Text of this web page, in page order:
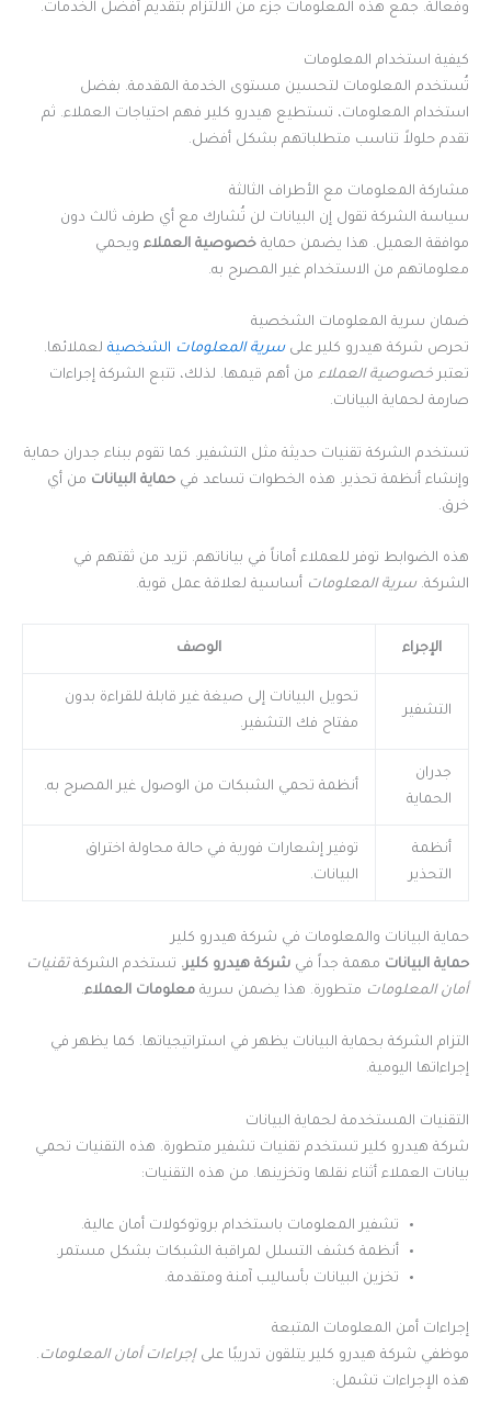
وفعالة. جمع هذه المعلومات جزء من الالتزام بتقديم أفضل الخدمات.
كيفية استخدام المعلومات
تُستخدم المعلومات لتحسين مستوى الخدمة المقدمة. بفضل
استخدام المعلومات، تستطيع هيدرو كلير فهم احتياجات العملاء. ثم
تقدم حلولاً تناسب متطلباتهم بشكل أفضل.
مشاركة المعلومات مع الأطراف الثالثة
سياسة الشركة تقول إن البيانات لن تُشارك مع أي طرف ثالث دون
موافقة العميل. هذا يضمن حماية خصوصية العملاء ويحمي
معلوماتهم من الاستخدام غير المصرح به.
ضمان سرية المعلومات الشخصية
تحرص شركة هيدرو كلير على سرية المعلومات الشخصية لعملائها.
تعتبر خصوصية العملاء من أهم قيمها. لذلك، تتبع الشركة إجراءات
صارمة لحماية البيانات.
تستخدم الشركة تقنيات حديثة مثل التشفير. كما تقوم ببناء جدران حماية
وإنشاء أنظمة تحذير. هذه الخطوات تساعد في حماية البيانات من أي
خرق.
هذه الضوابط توفر للعملاء أماناً في بياناتهم. تزيد من ثقتهم في
الشركة. سرية المعلومات أساسية لعلاقة عمل قوية.
الإجراء الوصف
التشفير
تحويل البيانات إلى صيغة غير قابلة للقراءة بدون
مفتاح فك التشفير.
جدران
الحماية
أنظمة تحمي الشبكات من الوصول غير المصرح به.
أنظمة
التحذير
توفير إشعارات فورية في حالة محاولة اختراق
البيانات.
حماية البيانات والمعلومات في شركة هيدرو كلير
حماية البيانات مهمة جداً في شركة هيدرو كلير. تستخدم الشركةتقنيات
أمان المعلومات متطورة. هذا يضمن سرية معلومات العملاء.
التزام الشركة بحماية البيانات يظهر في استراتيجياتها. كما يظهر في
إجراءاتها اليومية.
التقنيات المستخدمة لحماية البيانات
شركة هيدرو كلير تستخدم تقنيات تشفير متطورة. هذه التقنيات تحمي
بيانات العملاء أثناء نقلها وتخزينها. من هذه التقنيات:
تشفير المعلومات باستخدام بروتوكولات أمان عالية.
أنظمة كشف التسلل لمراقبة الشبكات بشكل مستمر.
تخزين البيانات بأساليب آمنة ومتقدمة.
إجراءات أمن المعلومات المتبعة
موظفي شركة هيدرو كلير يتلقون تدريبًا على إجراءات أمان المعلومات .
هذه الإجراءات تشمل: